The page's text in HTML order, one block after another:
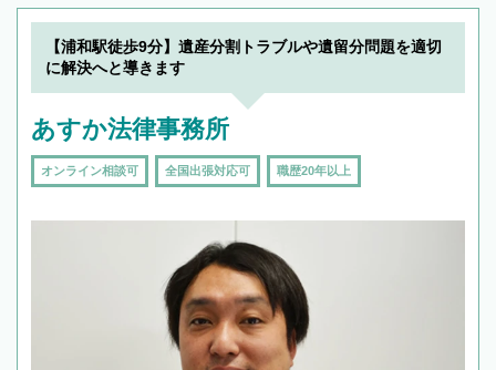
【浦和駅徒歩9分】遺産分割トラブルや遺留分問題を適切
に解決へと導きます
あすか法律事務所
オンライン相談可 全国出張対応可 職歴20年以上